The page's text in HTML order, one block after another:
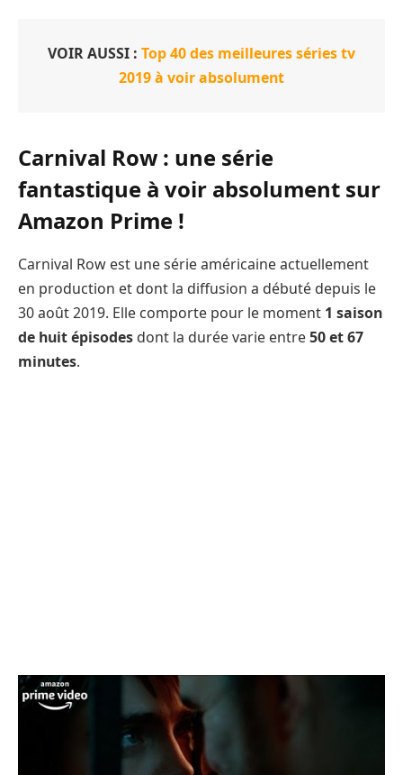
VOIR AUSSI : Top 40 des meilleures séries tv
2019 à voir absolument
Carnival Row : une série
fantastique à voir absolument sur
Amazon Prime !
Carnival Row est une série américaine actuellement
en production et dont la diffusion a débuté depuis le
30 août 2019. Elle comporte pour le moment 1 saison
de huit épisodes dont la durée varie entre50 et 67
minutes.